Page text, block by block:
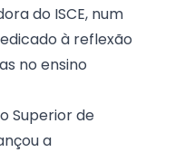
do ISCE, num
à reflexão
no ensino
Superior de
a